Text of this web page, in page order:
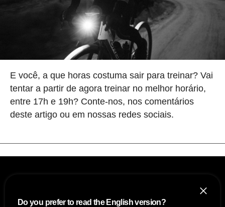
E você, a que horas costuma sair para treinar? Vai
tentar a partir de agora treinar no melhor horário,
entre 17h e 19h? Conte-nos, nos comentários
deste artigo ou em nossas redes sociais.
Do you prefer to read the English version?